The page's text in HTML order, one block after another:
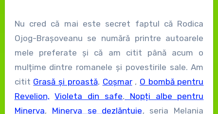
Nu cred că mai este secret faptul că Rodica
Ojog-Brașoveanu se numără printre autoarele
mele preferate și că am citit până acum o
mulțime dintre romanele și povestirile sale. Am
citit Grasă și proastă, Coșmar, O bombă pentru
Revelion, Violeta din safe, Nopți albe pentru
Minerva, Minerva se dezlănțuie, seria Melania